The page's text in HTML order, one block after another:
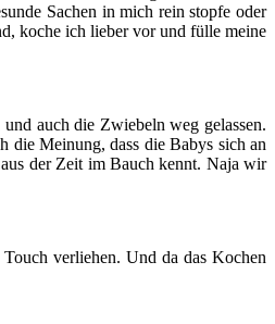
Sachen in mich rein stopfe oder
koche ich lieber vor und fülle meine
auch die Zwiebeln weg gelassen.
die Meinung, dass die Babys sich an
der Zeit im Bauch kennt. Naja wir
verliehen. Und da das Kochen